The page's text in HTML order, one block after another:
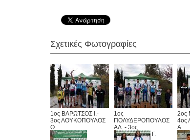
Σχετικές Φωτογραφίες
1ος ΒΑΡΩΤΣΟΣ Ι.-
3ος ΛΟΥΚΟΠΟΥΛΟΣ
Θ.
1ος
ΠΟΛΥΔΕΡΟΠΟΥΛΟΣ
ΑΛ. - 3ος
ΑΡΑΓΙΑΝΝΗΣ Γ.
2ος
4ος
Α.